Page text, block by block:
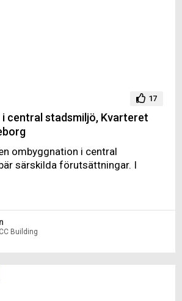
17
i central stadsmiljö, Kvarteret
ombyggnation i central
särskilda förutsättningar. I
Building